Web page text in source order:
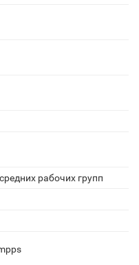
рабочих групп